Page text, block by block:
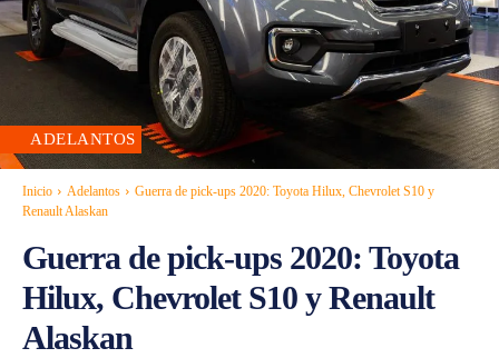
ADELANTOS
Inicio Adelantos
Guerra de pick-ups 2020: Toyota Hilux, Chevrolet S10 y
Renault Alaskan
Guerra de pick-ups 2020: Toyota
Hilux, Chevrolet S10 y Renault
Alaskan